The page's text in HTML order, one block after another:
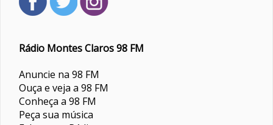
Rádio Montes Claros 98 FM
Anuncie na 98 FM
Ouça e veja a 98 FM
Conheça a 98 FM
Peça sua música